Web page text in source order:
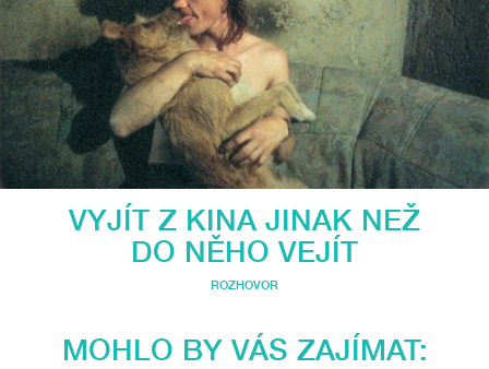
VYJÍT Z KINA JINAK NEŽ
DO NĚHO VEJÍT
ROZHOVOR
MOHLO BY VÁS ZAJÍMAT: